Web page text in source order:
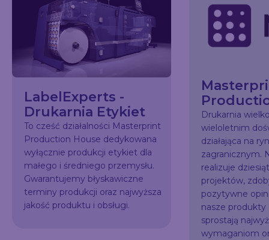
LabelExperts -
Drukarnia Etykiet
To cześć działalności Masterprint
Production House dedykowana
wyłącznie produkcji etykiet dla
małego i średniego przemysłu.
Gwarantujemy błyskawiczne
terminy produkcji oraz najwyższa
jakość produktu i obsługi.
Drukarnia
wieloletnim
działająca na
zagranicznym.
realizuje
projektów,
pozytywne
nasze
sprostają
wymaganiom